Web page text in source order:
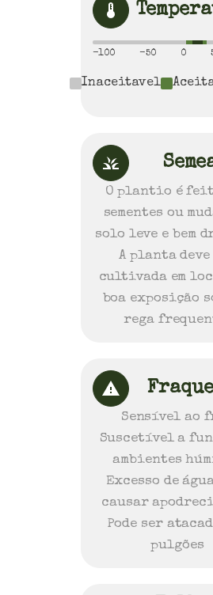
-100 -50 0
Inaceitavel
O plantio é
sementes ou
solo leve e bem
A planta
cultivada em
boa exposição
rega
Sensível ao
Suscetível a
ambientes
Excesso de
causar
Pode ser
pulgões